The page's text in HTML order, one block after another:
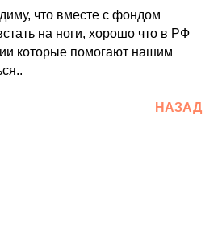
что вместе с фондом
на ноги, хорошо что в РФ
которые помогают нашим
НАЗАД